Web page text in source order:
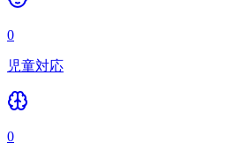
0
児童対応
0